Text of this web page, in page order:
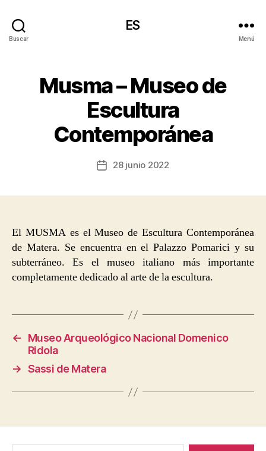
Buscar
ES
Menú
Musma – Museo de
Escultura
Contemporánea
Fecha28 junio 2022
El MUSMA es el Museo de Escultura Contemporánea
de Matera. Se encuentra en el Palazzo Pomarici y su
subterráneo. Es el museo italiano más importante
completamente dedicado al arte de la escultura.
←
Museo Arqueológico Nacional Domenico
Ridola
→ Sassi de Matera